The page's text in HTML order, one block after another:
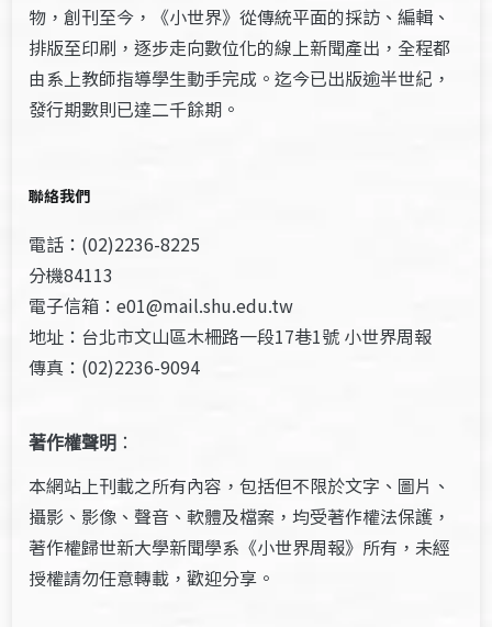
物，創刊至今，《小世界》從傳統平面的採訪、編輯、
排版至印刷，逐步走向數位化的線上新聞產出，全程都
由系上教師指導學生動手完成。迄今已出版逾半世紀，
發行期數則已達二千餘期。
聯絡我們
電話：(02)2236-8225
分機84113
電子信箱：e01@mail.shu.edu.tw
地址：台北市文山區木柵路一段17巷1號 小世界周報
傳真：(02)2236-9094
著作權聲明 ：
本網站上刊載之所有內容，包括但不限於文字、圖片、
攝影、影像、聲音、軟體及檔案，均受著作權法保護，
著作權歸世新大學新聞學系《小世界周報》所有，未經
授權請勿任意轉載，歡迎分享。